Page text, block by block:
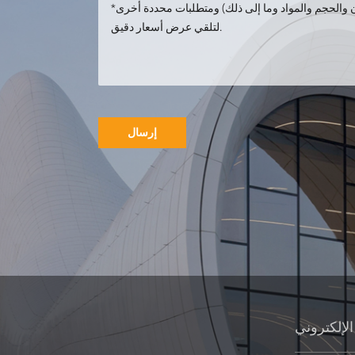
مخصص معدن
الطاووس النحت
نحت بناء دائري
معدني حديقة
المناظر الطبيعية فن
النحت
إرسال